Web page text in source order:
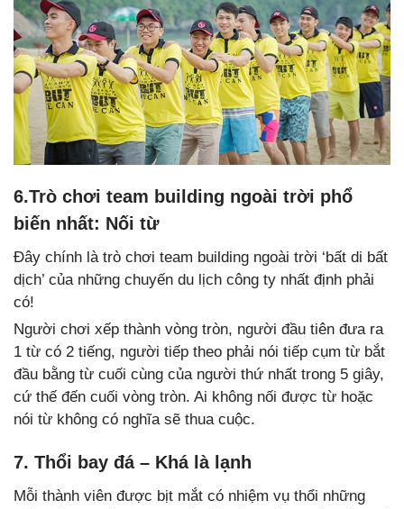
6.Trò chơi team building ngoài trời phổ
biến nhất: Nối từ
Đây chính là trò chơi team building ngoài trời ‘bất di bất
dịch’ của những chuyến du lịch công ty nhất định phải
có!
Người chơi xếp thành vòng tròn, người đầu tiên đưa ra
1 từ có 2 tiếng, người tiếp theo phải nói tiếp cụm từ bắt
đầu bằng từ cuối cùng của người thứ nhất trong 5 giây,
cứ thế đến cuối vòng tròn. Ai không nối được từ hoặc
nói từ không có nghĩa sẽ thua cuộc.
7. Thổi bay đá – Khá là lạnh
Mỗi thành viên được bịt mắt có nhiệm vụ thổi những